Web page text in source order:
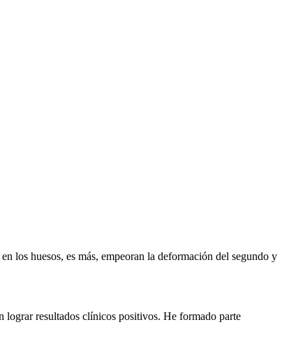
los huesos, es más, empeoran la deformación del segundo y
lograr resultados clínicos positivos. He formado parte